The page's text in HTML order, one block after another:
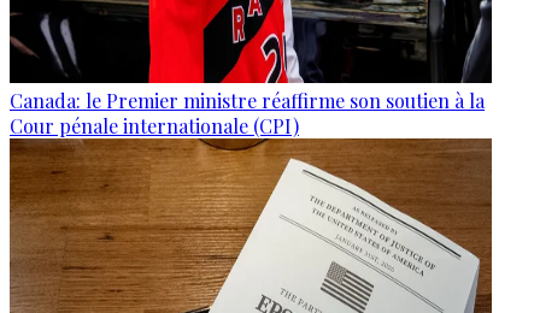
Canada: le Premier ministre réaffirme son soutien à la
Cour pénale internationale (CPI)